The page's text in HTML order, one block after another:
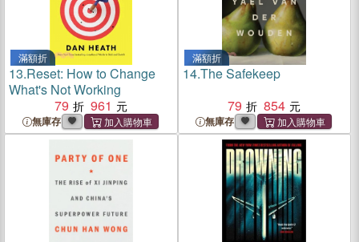
滿額折
13.Reset: How to Change
What's Not Working
79
961
無庫存
滿額折
14.The Safekeep
79
854
無庫存